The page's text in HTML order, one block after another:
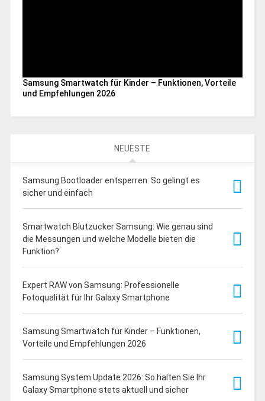
Samsung Smartwatch für Kinder – Funktionen, Vorteile
und Empfehlungen 2026
NEUESTE
Samsung Bootloader entsperren: So gelingt es
sicher und einfach
Smartwatch Blutzucker Samsung: Wie genau sind
die Messungen und welche Modelle bieten die
Funktion?
Expert RAW von Samsung: Professionelle
Fotoqualität für Ihr Galaxy Smartphone
Samsung Smartwatch für Kinder – Funktionen,
Vorteile und Empfehlungen 2026
Samsung System Update 2026: So halten Sie Ihr
Galaxy Smartphone stets aktuell und sicher